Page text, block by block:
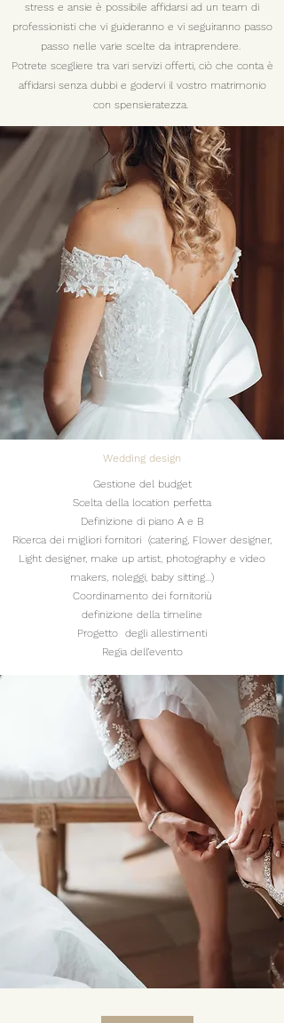
stress e ansie è possibile affidarsi ad un team di
professionisti che vi guideranno e vi seguiranno passo
passo nelle varie scelte da intraprendere.
Potrete scegliere tra vari servizi offerti, ciò che conta è
affidarsi senza dubbi e godervi il vostro matrimonio
con spensieratezza.
Wedding design
Gestione del budget
Scelta della location perfetta
Definizione di piano A e B
Ricerca dei migliori fornitori (catering, Flower designer,
Light designer, make up artist, photography e video
makers, noleggi, baby sitting…)
Coordinamento dei fornitoriù
definizione della timeline
Progetto degli allestimenti
Regia dell’evento